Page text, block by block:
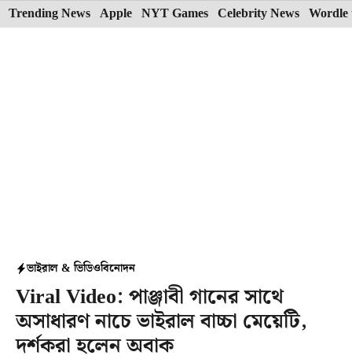
Skip
to
Trending News Apple NYT Games Celebrity News Wordle
ভাইরাল & ভিডিওবিনোদন
Viral Video: পাঞ্জাবী গানের সাথে
অসাধারণ নাচে ভাইরাল বাচ্চা মেয়েটি,
দর্শকরা হলেন অবাক